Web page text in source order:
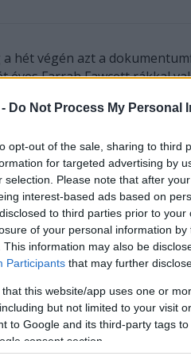
Do Not Process My Personal
opt-out of the sale, sharing to third
for targeted advertising by
selection. Please note that after
interest-based ads based on
to third parties prior to
of your personal information
This information may also be
Participants that may further
that this website/app uses one or
but not limited to your visit
to Google and its third-party tags
consent section.
hét végén azt a
éves Farrah Fawcett rákkal
Az NBC közlése szerint egy éve
kíváncsiak lettek volna
színésznő - Charlie
viaskodik a szörnyű kórral,
nála a végbélrákot, amely
is. A film tulajdonképpen saját
áll, amelyet eredetileg azért
körben, hozzátartozóinak és
lenne a nagy
belőle.
nyomon, kezdve a
viszontagságain át